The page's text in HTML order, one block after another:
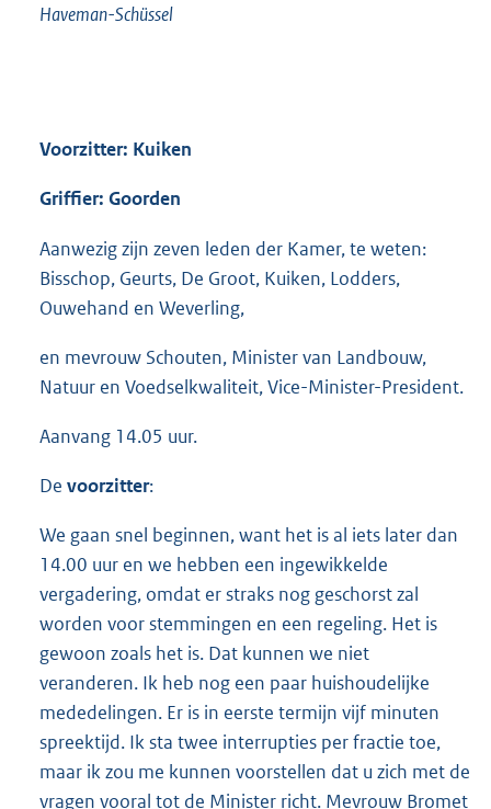
Haveman-Schüssel
Voorzitter: Kuiken
Griffier: Goorden
Aanwezig zijn zeven leden der Kamer, te weten:
Bisschop, Geurts, De Groot, Kuiken, Lodders,
Ouwehand en Weverling,
en mevrouw Schouten, Minister van Landbouw,
Natuur en Voedselkwaliteit, Vice-Minister-President.
Aanvang 14.05 uur.
De voorzitter:
We gaan snel beginnen, want het is al iets later dan
14.00 uur en we hebben een ingewikkelde
vergadering, omdat er straks nog geschorst zal
worden voor stemmingen en een regeling. Het is
gewoon zoals het is. Dat kunnen we niet
veranderen. Ik heb nog een paar huishoudelijke
mededelingen. Er is in eerste termijn vijf minuten
spreektijd. Ik sta twee interrupties per fractie toe,
maar ik zou me kunnen voorstellen dat u zich met de
vragen vooral tot de Minister richt. Mevrouw Bromet